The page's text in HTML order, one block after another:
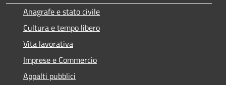
Anagrafe e stato civile
Cultura e tempo libero
Vita lavorativa
Imprese e Commercio
Appalti pubblici